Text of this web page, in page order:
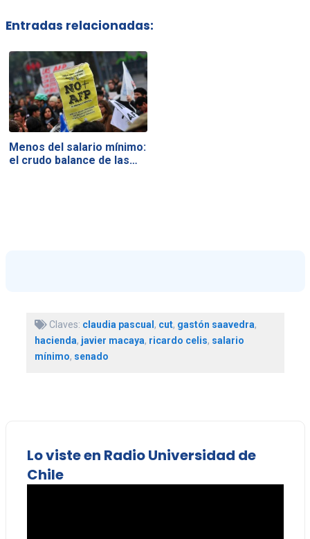
Entradas relacionadas:
Menos del salario mínimo:
el crudo balance de las…
Claves: claudia pascual, cut, gastón saavedra,
hacienda, javier macaya, ricardo celis, salario
mínimo, senado
Lo viste en Radio Universidad de
Chile